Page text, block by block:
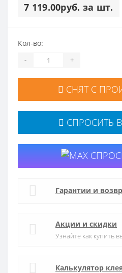
7 119.00руб. за шт.
Кол-во:
- +
СНЯТ С
СПРОСИТЬ В
Гарантии и
Акции и скидки
Узнайте как купить
Калькулятор